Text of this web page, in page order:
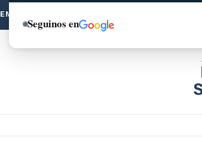
EMPRENDE VERDE
Seguinos en